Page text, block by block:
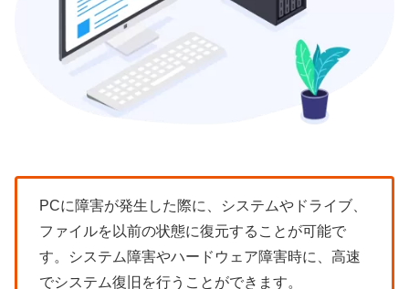
PCに障害が発生した際に、システムやドライブ、
ファイルを以前の状態に復元することが可能で
す。システム障害やハードウェア障害時に、高速
でシステム復旧を行うことができます。